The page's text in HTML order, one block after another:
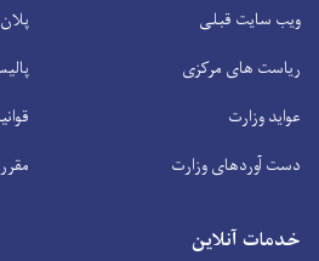
ویب سایت قبلی
ریاست های مرکزی
عواید وزارت
دست آوردهای وزارت
خدمات آنلاین